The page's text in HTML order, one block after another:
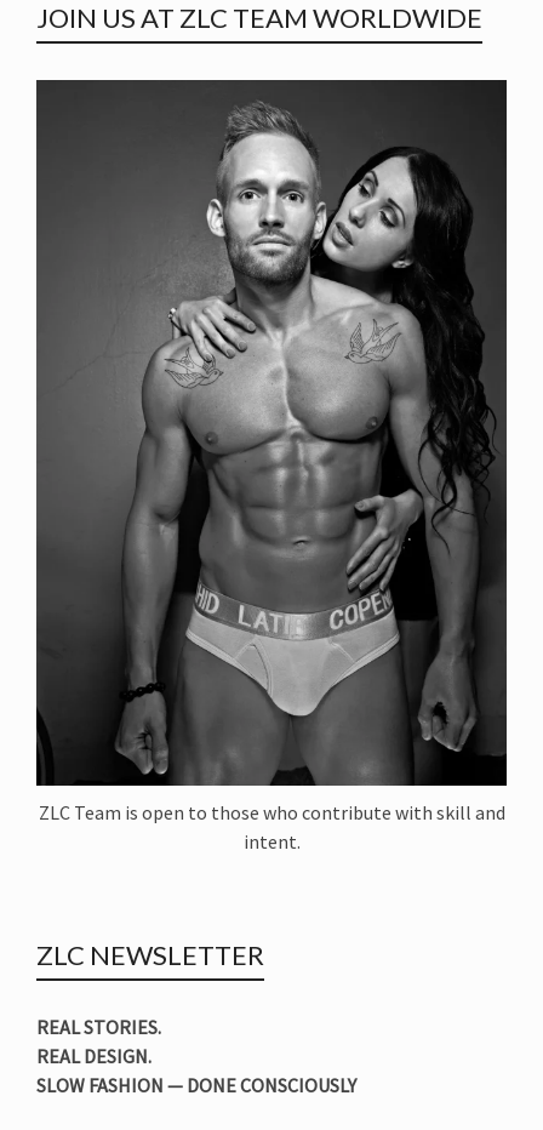
JOIN US AT ZLC TEAM WORLDWIDE
ZLC Team is open to those who contribute with skill and
intent.
ZLC NEWSLETTER
REAL STORIES.
REAL DESIGN.
SLOW FASHION — DONE CONSCIOUSLY